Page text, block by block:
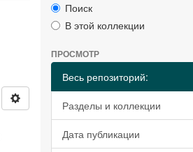
Поиск
В этой коллекции
ПРОСМОТР
Весь репозиторий:
Разделы и коллекции
Дата публикации